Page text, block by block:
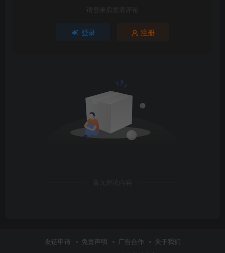
请登录后发表评论
登录 注册
暂无评论内容
友链申请 免责声明 广告合作 关于我们